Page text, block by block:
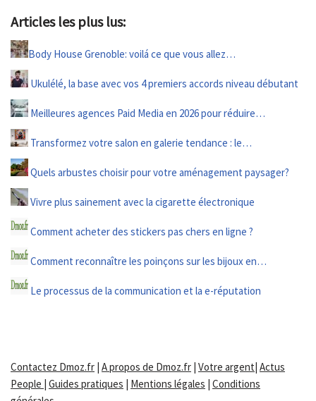
Articles les plus lus:
Body House Grenoble: voilá ce que vous allez…
Ukulélé, la base avec vos 4 premiers accords niveau débutant
Meilleures agences Paid Media en 2026 pour réduire…
Transformez votre salon en galerie tendance : le…
Quels arbustes choisir pour votre aménagement paysager?
Vivre plus sainement avec la cigarette électronique
Comment acheter des stickers pas chers en ligne ?
Comment reconnaître les poinçons sur les bijoux en…
Le processus de la communication et la e-réputation
Contactez Dmoz.fr | A propos de Dmoz.fr | Votre argent| Actus
People | Guides pratiques | Mentions légales | Conditions